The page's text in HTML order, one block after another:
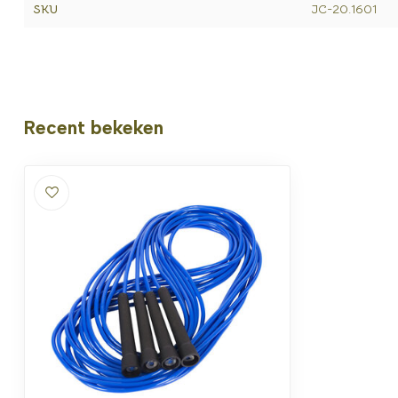
SKU JC-20.1601
Recent bekeken